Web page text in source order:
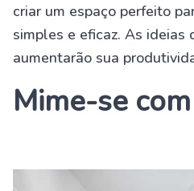
criar um espaço perfeito
simples e eficaz. As ideias
aumentarão sua
Mime-se